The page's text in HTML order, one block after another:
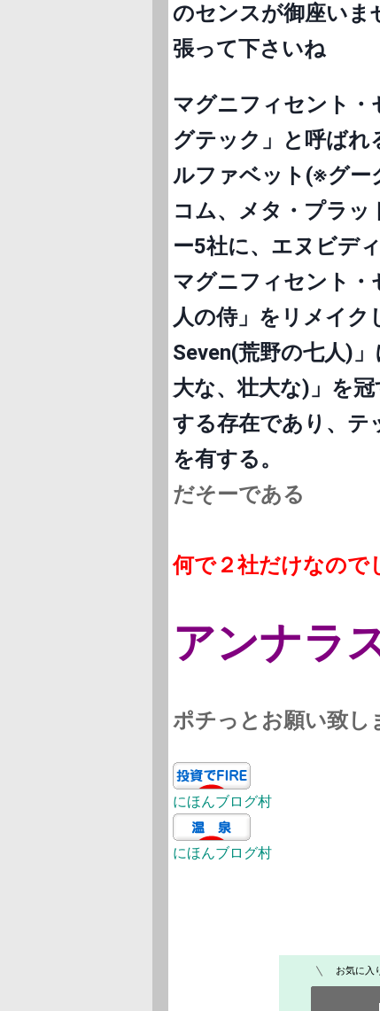
のセンスが御座いま
張って下さいね
マグニフィセント・
グテック」と呼ば
ルファベット(※グー
コム、メタ・プラ
ー5社に、エヌビデ
マグニフィセント・
人の侍」をリメイ
Seven(荒野の七人)
大な、壮大な)」を冠
する存在であり、テ
を有する。
だそーである
何で２社だけなので
アンナラ
ポチっとお願い致し
にほんブログ村
にほんブログ村
お気に入